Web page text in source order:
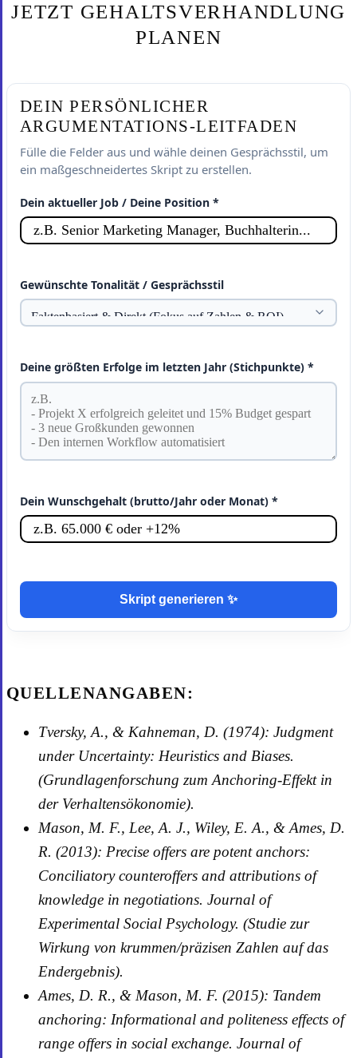
JETZT GEHALTSVERHANDLUNG
PLANEN
DEIN PERSÖNLICHER
ARGUMENTATIONS-LEITFADEN
Fülle die Felder aus und wähle deinen Gesprächsstil, um
ein maßgeschneidertes Skript zu erstellen.
Dein aktueller Job / Deine Position *
Gewünschte Tonalität / Gesprächsstil
Deine größten Erfolge im letzten Jahr (Stichpunkte) *
Dein Wunschgehalt (brutto/Jahr oder Monat) *
Skript generieren ✨
QUELLENANGABEN:
Tversky, A., & Kahneman, D. (1974): Judgment
under Uncertainty: Heuristics and Biases.
(Grundlagenforschung zum Anchoring-Effekt in
der Verhaltensökonomie).
Mason, M. F., Lee, A. J., Wiley, E. A., & Ames, D.
R. (2013): Precise offers are potent anchors:
Conciliatory counteroffers and attributions of
knowledge in negotiations. Journal of
Experimental Social Psychology. (Studie zur
Wirkung von krummen/präzisen Zahlen auf das
Endergebnis).
Ames, D. R., & Mason, M. F. (2015): Tandem
anchoring: Informational and politeness effects of
range offers in social exchange. Journal of